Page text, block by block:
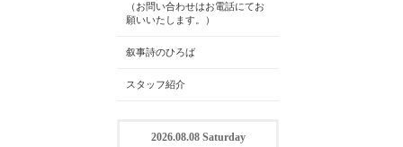
（お問い合わせはお電話にてお
願いいたします。）
叙事詩のひろば
スタッフ紹介
2026.08.08 Saturday